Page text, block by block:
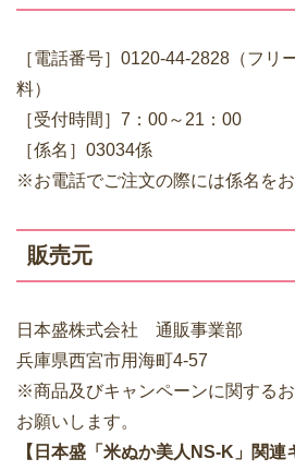
［電話番号］0120-44-2828（フリ
料）
［受付時間］7：00～21：00
［係名］03034係
※お電話でご注文の際には係名をお
販売元
日本盛株式会社 通販事業部
兵庫県西宮市用海町4-57
※商品及びキャンペーンに関する
お願いします。
【日本盛「米ぬか美人NS-K」関連